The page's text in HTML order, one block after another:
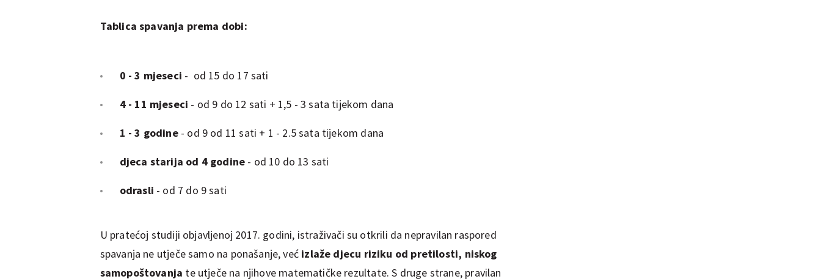
Tablica spavanja prema dobi:
0 - 3 mjeseci - od 15 do 17 sati
4 - 11 mjeseci - od 9 do 12 sati + 1,5 - 3 sata tijekom dana
1 - 3 godine- od 9 od 11 sati + 1 - 2.5 sata tijekom dana
djeca starija od 4 godine - od 10 do 13 sati
odrasli - od 7 do 9 sati
U pratećoj studiji objavljenoj 2017. godini, istraživači su otkrili da nepravilan raspored
spavanja ne utječe samo na ponašanje, već izlaže djecu riziku od pretilosti, niskog
samopoštovanja te utječe na njihove matematičke rezultate. S druge strane, pravilan